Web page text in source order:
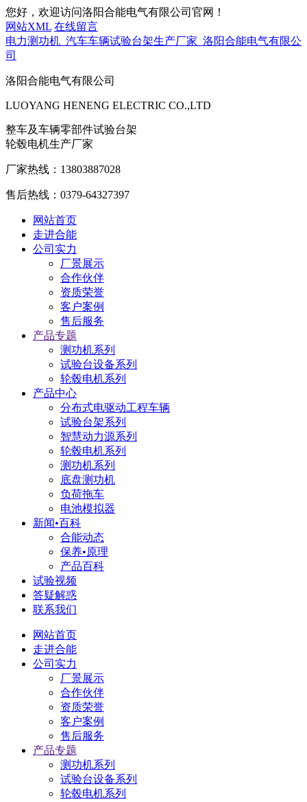
您好，欢迎访问洛阳合能电气有限公司官网！
网站XML 在线留言
电力测功机_汽车车辆试验台架生产厂家_洛阳合能电气有限公
司
洛阳合能电气有限公司
LUOYANG HENENG ELECTRIC CO.,LTD
整车及车辆零部件试验台架
轮毂电机生产厂家
厂家热线： 13803887028
售后热线： 0379-64327397
网站首页
走进合能
公司实力
厂景展示
合作伙伴
资质荣誉
客户案例
售后服务
产品专题
测功机系列
试验台设备系列
轮毂电机系列
产品中心
分布式电驱动工程车辆
试验台架系列
智慧动力源系列
轮毂电机系列
测功机系列
底盘测功机
负荷拖车
电池模拟器
新闻•百科
合能动态
保养•原理
产品百科
试验视频
答疑解惑
联系我们
网站首页
走进合能
公司实力
厂景展示
合作伙伴
资质荣誉
客户案例
售后服务
产品专题
测功机系列
试验台设备系列
轮毂电机系列